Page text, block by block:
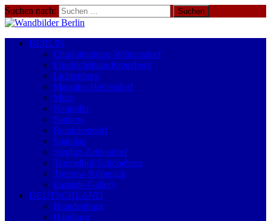
Suchen nach:
BERLIN
Charlottenburg-Wilmersdorf
Friedrichshain-Kreuzberg
Lichtenberg
Marzahn-Hellersdorf
Mitte
Neukölln
Pankow
Reinickendorf
Spandau
Steglitz-Zehlendorf
Tempelhof-Schöneberg
Treptow-Köpenick
Eastside-Gallery
DEUTSCHLAND
Brandenburg
Hamburg